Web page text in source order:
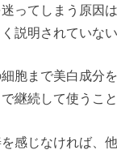
ってしまう原因は
説明されていな
胞まで美白成分
継続して使うこ
感じなければ、